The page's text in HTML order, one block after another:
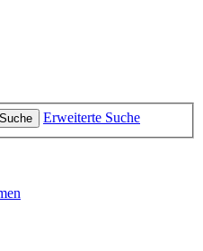
Suche Erweiterte Suche